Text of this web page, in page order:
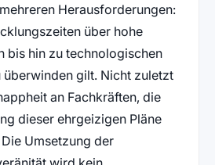
Herausforderungen:
über hohe
bis hin zu technologischen
überwinden gilt. Nicht zuletzt
an Fachkräften, die
dieser ehrgeizigen Pläne
Umsetzung der